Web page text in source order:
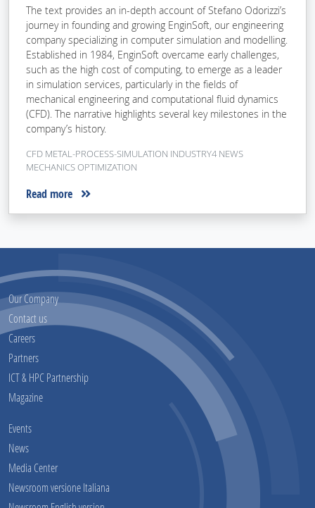
The text provides an in-depth account of Stefano Odorizzi’s
journey in founding and growing EnginSoft, our engineering
company specializing in computer simulation and modelling.
Established in 1984, EnginSoft overcame early challenges,
such as the high cost of computing, to emerge as a leader
in simulation services, particularly in the fields of
mechanical engineering and computational fluid dynamics
(CFD). The narrative highlights several key milestones in the
company’s history.
CFD METAL-PROCESS-SIMULATION INDUSTRY4 NEWS
MECHANICS OPTIMIZATION
Read more
Our Company
Contact us
Careers
Partners
ICT & HPC Partnership
Magazine
Events
News
Media Center
Newsroom versione Italiana